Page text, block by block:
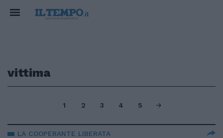
vittima
1 2 3 4 5
LA COOPERANTE LIBERATA